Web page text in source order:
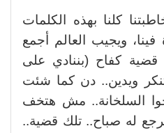
كلنا بهذه الكلمات
ويجيب العالم أجمع
قضية كفاح (بننادي على
ويدين.. دن كما شئت
السلخانة.. مش هتخف
ترجع له صباح.. تلك قضية..